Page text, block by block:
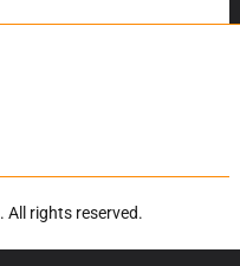
. All rights reserved.